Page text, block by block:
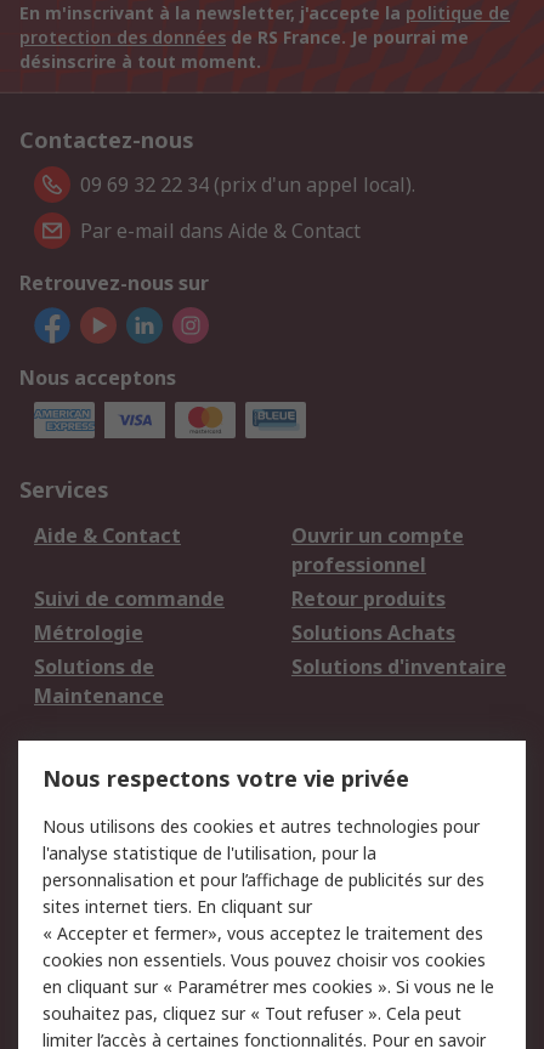
En m'inscrivant à la newsletter, j'accepte la politique de
protection des données de RS France. Je pourrai me
désinscrire à tout moment.
Contactez-nous
09 69 32 22 34 (prix d'un appel local).
Par e-mail dans Aide & Contact
Retrouvez-nous sur
Nous acceptons
Services
Aide & Contact
Ouvrir un compte
professionnel
Suivi de commande
Retour produits
Métrologie
Solutions Achats
Solutions de
Maintenance
Solutions d'inventaire
du site
Politique de protection
des données - Mise à
jour
Sécurité des E-mails
Conditions générales
de vente
Politique anti-
corruption
Campagnes marketing
Nous respectons votre vie privée
Nous utilisons des cookies et autres technologies pour
l'analyse statistique de l'utilisation, pour la
personnalisation et pour l’affichage de publicités sur des
sites internet tiers. En cliquant sur
« Accepter et fermer», vous acceptez le traitement des
cookies non essentiels. Vous pouvez choisir vos cookies
en cliquant sur « Paramétrer mes cookies ». Si vous ne le
souhaitez pas, cliquez sur « Tout refuser ». Cela peut
limiter l’accès à certaines fonctionnalités. Pour en savoir